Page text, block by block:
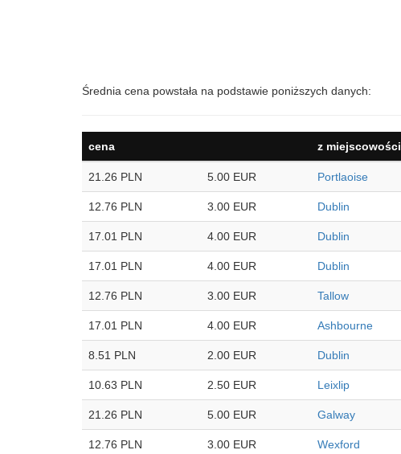
Średnia cena powstała na podstawie poniższych danych:
cena z miejscowości
21.26 PLN 5.00 EUR Portlaoise
12.76 PLN 3.00 EUR Dublin
17.01 PLN 4.00 EUR Dublin
17.01 PLN 4.00 EUR Dublin
12.76 PLN 3.00 EUR Tallow
17.01 PLN 4.00 EUR Ashbourne
8.51 PLN 2.00 EUR Dublin
10.63 PLN 2.50 EUR Leixlip
21.26 PLN 5.00 EUR Galway
12.76 PLN 3.00 EUR Wexford